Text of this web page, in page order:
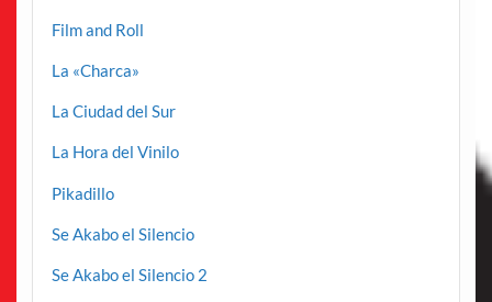
Film and Roll
La «Charca»
La Ciudad del Sur
La Hora del Vinilo
Pikadillo
Se Akabo el Silencio
Se Akabo el Silencio 2